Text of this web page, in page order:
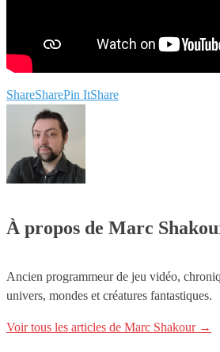
ShareSharePin ItShare
À propos de Marc
Ancien programmeur de jeu vidéo,
univers, mondes et créatures fantastiques.
Voir tous les articles de Marc Shakour →